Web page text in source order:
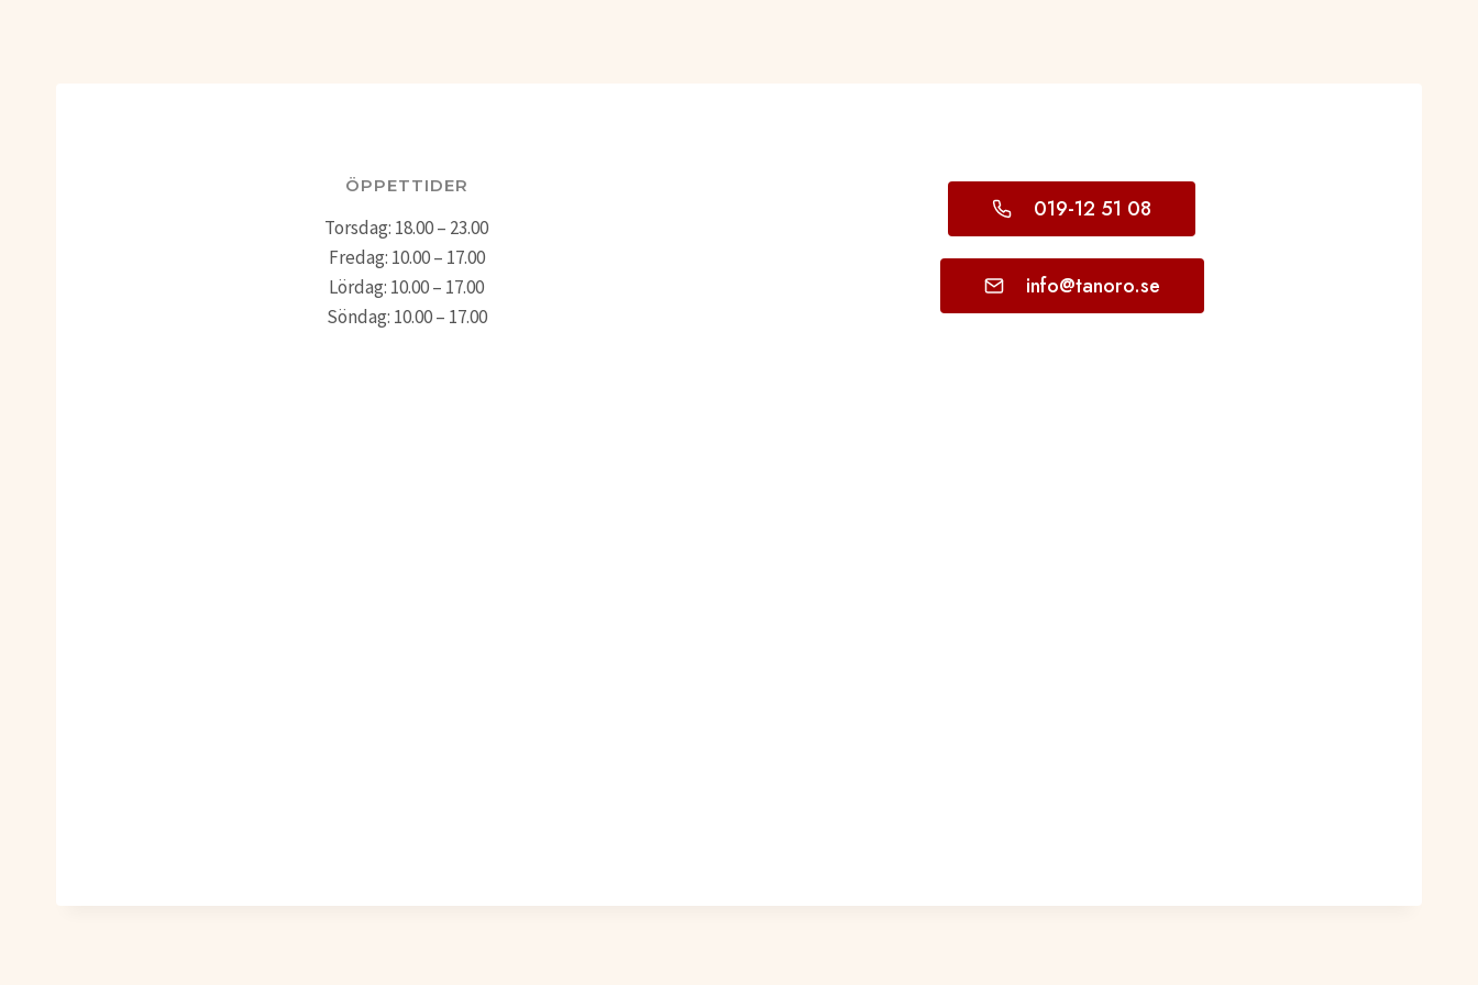
ÖPPETTIDER
Torsdag: 18.00 – 23.00
Fredag: 10.00 – 17.00
Lördag: 10.00 – 17.00
Söndag: 10.00 – 17.00
019-12 51 08​
info@tanoro.se​